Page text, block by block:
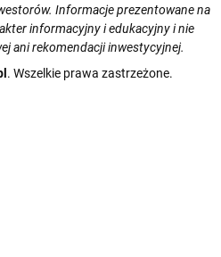
Informacje prezentowane na
informacyjny i edukacyjny i nie
ani rekomendacji inwestycyjnej.
. Wszelkie prawa zastrzeżone.